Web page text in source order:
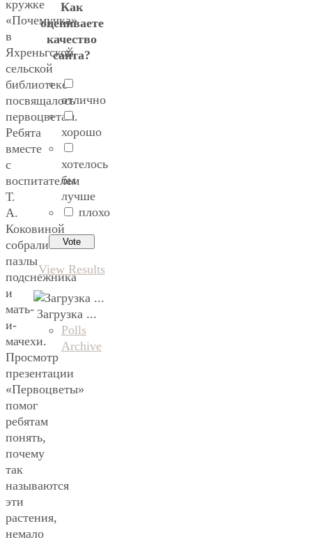
кружке
«Почемучка»
в
Яхреньгской
сельской
библиотеке
посвящалось
первоцветам.
Ребята
вместе
с
воспитателем
Т.
А.
Коковиной
собрали
пазлы
подснежника
и
мать-
и-
мачехи.
Просмотр
презентации
«Первоцветы»
помог
ребятам
понять,
почему
так
называются
эти
растения,
немало
Как
оцениваете
качество
сайта?
отлично
хорошо
хотелось
бы
лучше
плохо
View Results
Загрузка ...
Polls
Archive